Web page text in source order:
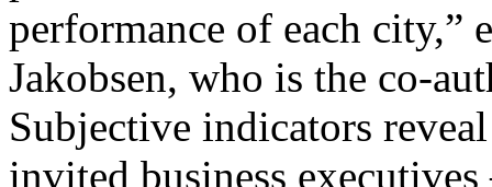
performance of each
Jakobsen, who is the co-
Subjective indicators
invited business